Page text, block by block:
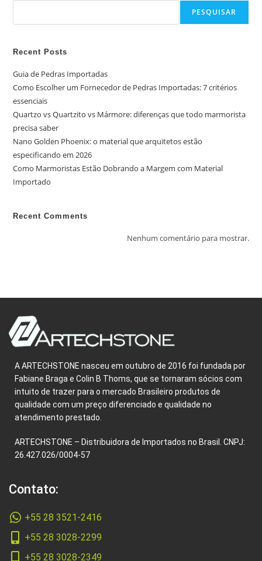
PESQUISAR
Recent Posts
Guia de Pedras Importadas
Como Escolher um Fornecedor de Pedras Importadas: 7 critérios
essenciais
Quartzo vs Quartzito vs Mármore: diferenças que todo marmorista
precisa saber
Nano Golden Phoenix: o material que arquitetos estão
especificando em 2026
Como Marmoristas Estão Dobrando a Margem com Material
Importado
Recent Comments
Nenhum comentário para mostrar.
A ARTECHSTONE nasceu em outubro de 2016 foi fundada por
Fabiane Braga e Colin B Thoms, que se tornaram sócios com
intuito de trazer para o mercado Brasileiro produtos de
qualidade com um preço diferenciado e qualidade no
atendimento prestado.
ARTECHSTONE – Distribuidora de Importados no Brasil. CNPJ:
26.427.026/0004-57
Contato:
+55 28 3521-2416
+55 28 3028-2299
+55 28 3028-2349